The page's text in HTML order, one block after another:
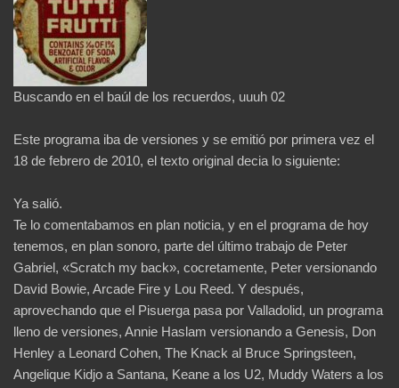
Buscando en el baúl de los recuerdos, uuuh 02
Este programa iba de versiones y se emitió por primera vez el
18 de febrero de 2010, el texto original decia lo siguiente:
Ya salió.
Te lo comentabamos en plan noticia, y en el programa de hoy
tenemos, en plan sonoro, parte del último trabajo de Peter
Gabriel, «Scratch my back», cocretamente, Peter versionando
David Bowie, Arcade Fire y Lou Reed. Y después,
aprovechando que el Pisuerga pasa por Valladolid, un programa
lleno de versiones, Annie Haslam versionando a Genesis, Don
Henley a Leonard Cohen, The Knack al Bruce Springsteen,
Angelique Kidjo a Santana, Keane a los U2, Muddy Waters a los